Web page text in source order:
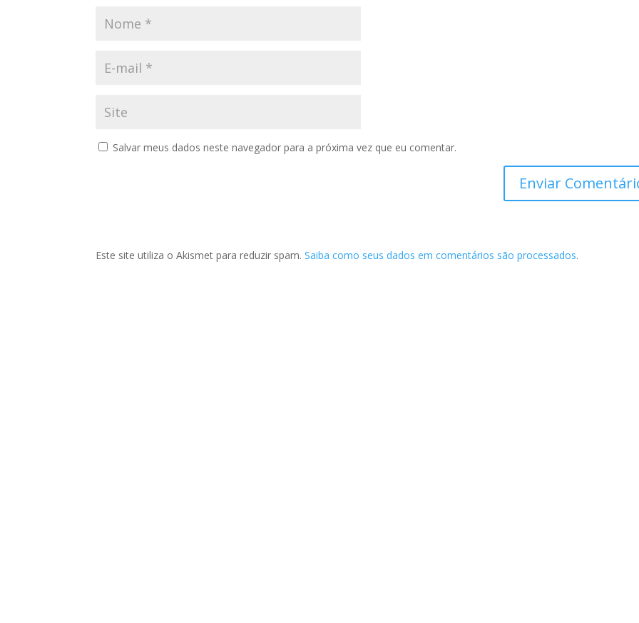
Salvar meus dados neste navegador para a próxima vez que eu comentar.
Este site utiliza o Akismet para reduzir spam.Saiba como seus dados em comentários são processados.